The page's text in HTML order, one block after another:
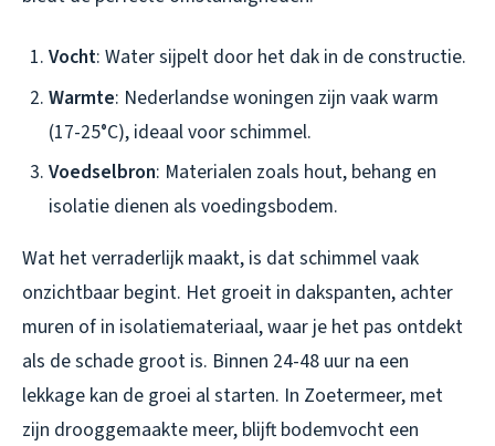
Vocht: Water sijpelt door het dak in de constructie.
Warmte: Nederlandse woningen zijn vaak warm
(17-25°C), ideaal voor schimmel.
Voedselbron: Materialen zoals hout, behang en
isolatie dienen als voedingsbodem.
Wat het verraderlijk maakt, is dat schimmel vaak
onzichtbaar begint. Het groeit in dakspanten, achter
muren of in isolatiemateriaal, waar je het pas ontdekt
als de schade groot is. Binnen 24-48 uur na een
lekkage kan de groei al starten. In Zoetermeer, met
zijn drooggemaakte meer, blijft bodemvocht een